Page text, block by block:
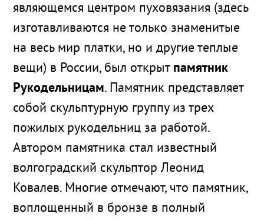
являющемся центром пуховязания (здесь
изготавливаются не только знаменитые
на весь мир платки, но и другие теплые
вещи) в России, был открыт памятник
Рукодельницам. Памятник представляет
собой скульптурную группу из трех
пожилых рукодельниц за работой.
Автором памятника стал известный
волгоградский скульптор Леонид
Ковалев. Многие отмечают, что памятник,
воплощенный в бронзе в полный